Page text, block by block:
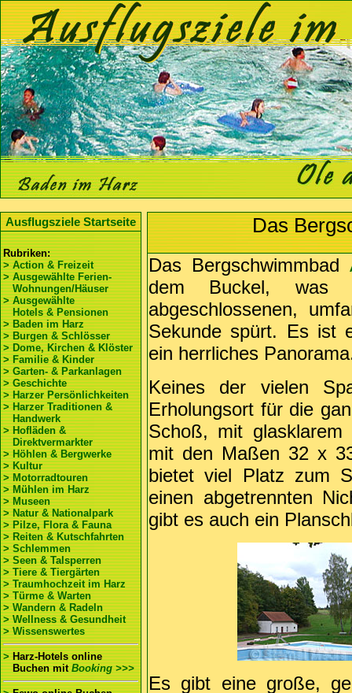
Ausflugsziele Startseite
Rubriken:
> Action & Freizeit
> Ausgewählte Ferien-
Wohnungen/Häuser
> Ausgewählte
Hotels & Pensionen
> Baden im Harz
> Burgen & Schlösser
> Dome, Kirchen & Klöster
> Familie & Kinder
> Garten- & Parkanlagen
> Geschichte
> Harzer Persönlichkeiten
> Harzer Traditionen &
Handwerk
> Hofläden &
Direktvermarkter
> Höhlen & Bergwerke
> Kultur
> Motorradtouren
> Mühlen im Harz
> Museen
> Natur & Nationalpark
> Pilze, Flora & Fauna
> Reiten & Kutschfahrten
> Schlemmen
> Seen & Talsperren
> Tiere & Tiergärten
> Traumhochzeit im Harz
> Türme & Warten
> Wandern & Radeln
> Wellness & Gesundheit
> Wissenswertes
>Harz-Hotels online
Buchen mit Booking >>>
Das
Das Bergschwimmbad
dem Buckel, was
abgeschlossenen,
Sekunde spürt. Es ist
ein herrliches
Keines der vielen
Erholungsort für die
Schoß, mit glasklarem
mit den Maßen 32 x
bietet viel Platz zum
einen abgetrennten
gibt es auch ein
Es gibt eine große,